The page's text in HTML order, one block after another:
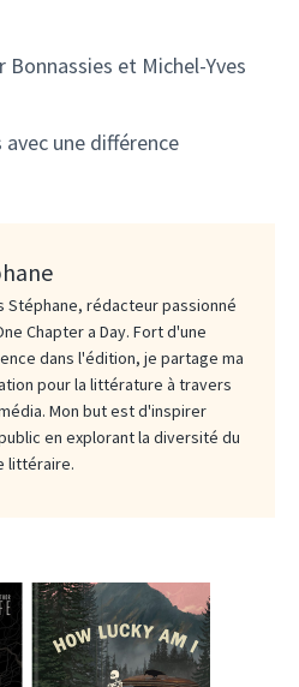
Bonnassies et Michel-Yves
une différence
Stéphane, rédacteur passionné
Chapter a Day. Fort d'une
dans l'édition, je partage ma
pour la littérature à travers
Mon but est d'inspirer
en explorant la diversité du
littéraire.